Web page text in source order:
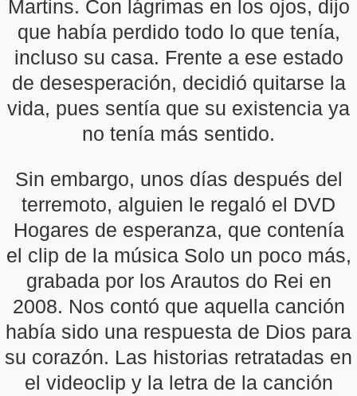
Martins. Con lágrimas en los ojos, dijo
que había perdido todo lo que tenía,
incluso su casa. Frente a ese estado
de desesperación, decidió quitarse la
vida, pues sentía que su existencia ya
no tenía más sentido.
Sin embargo, unos días después del
terremoto, alguien le regaló el DVD
Hogares de esperanza, que contenía
el clip de la música Solo un poco más,
grabada por los Arautos do Rei en
2008. Nos contó que aquella canción
había sido una respuesta de Dios para
su corazón. Las historias retratadas en
el videoclip y la letra de la canción